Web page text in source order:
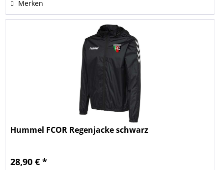
Merken
Hummel FCOR Regenjacke schwarz
28,90 € *